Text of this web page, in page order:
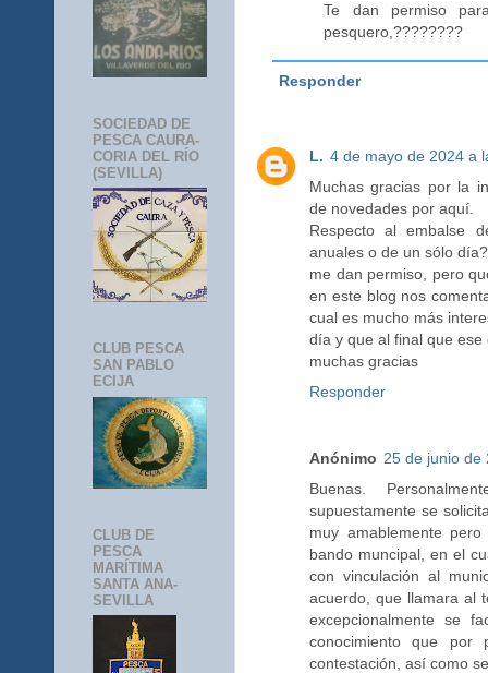
Te dan permiso
pesquero,????????
Responder
L. 4 de mayo de 2024 a
Muchas gracias por la
de novedades por aquí.
Respecto al embalse
anuales o de un sólo
me dan permiso, pero
en este blog nos
cual es mucho más
día y que al final que
muchas gracias
Responder
Anónimo 25 de junio de
Buenas.
supuestamente se
muy amablemente
bando muncipal, en el
con vinculación al
acuerdo, que llamara al
excepcionalmente se
conocimiento que
contestación, así como
SOCIEDAD DE
PESCA CAURA-
CORIA DEL RÍO
(SEVILLA)
CLUB PESCA
SAN PABLO
ECIJA
CLUB DE
PESCA
MARÍTIMA
SANTA ANA-
SEVILLA